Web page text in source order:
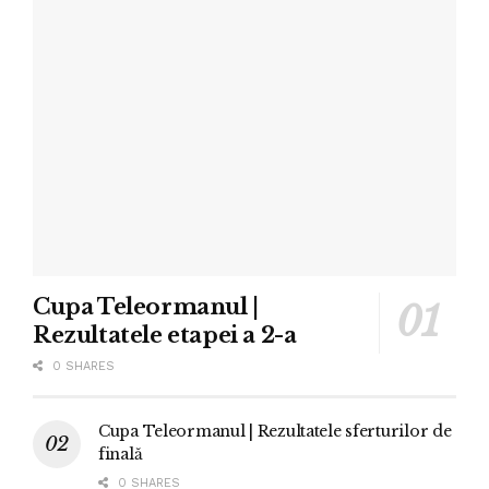
Cupa Teleormanul |
Rezultatele etapei a 2-a
0 SHARES
Cupa Teleormanul | Rezultatele sferturilor de
finală
0 SHARES